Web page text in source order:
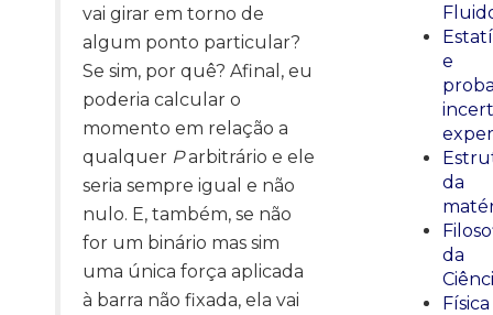
vai girar em torno de
algum ponto particular?
Se sim, por quê? Afinal, eu
poderia calcular o
momento em relação a
qualquer Parbitrário e ele
seria sempre igual e não
nulo. E, também, se não
for um binário mas sim
uma única força aplicada
à barra não fixada, ela vai
e
da
da
Física